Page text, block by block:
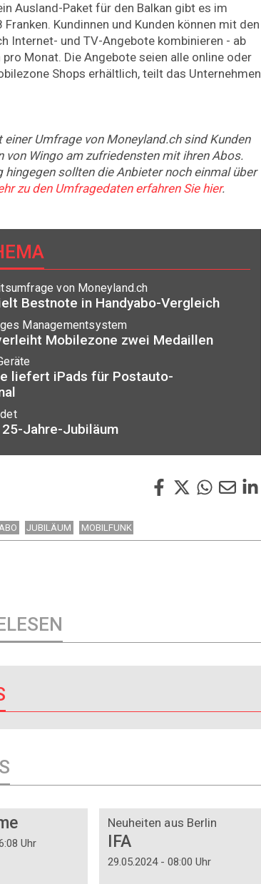
Ausland-Paket für den Balkan gibt es im
Kundinnen und Kunden können mit den
Internet- und TV-Angebote kombinieren - ab
pro Monat. Die Angebote seien alle online oder
Shops erhältlich, teilt das Unternehmen
einer Umfrage von Moneyland.ch sind Kunden
von Wingo am zufriedensten mit ihren Abos.
hingegen sollten die Anbieter noch einmal über
zu den Umfragedaten erfahren Sie hier.
von Moneyland.ch
Bestnote in Handyabo-Vergleich
Managementsystem
Mobilezone zwei Medaillen
liefert iPads für Postauto-
Jahre-Jubiläum
JUBILÄUM MOBILFUNK
Uhr
Neuheiten aus Berlin
IFA
29.05.2024 - 08:00 Uhr